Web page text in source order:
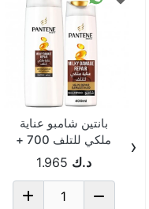
بانتين شامبو عناية
ملكي للتلف 700 +
400 مل عرض
د.ك 1.965
‹